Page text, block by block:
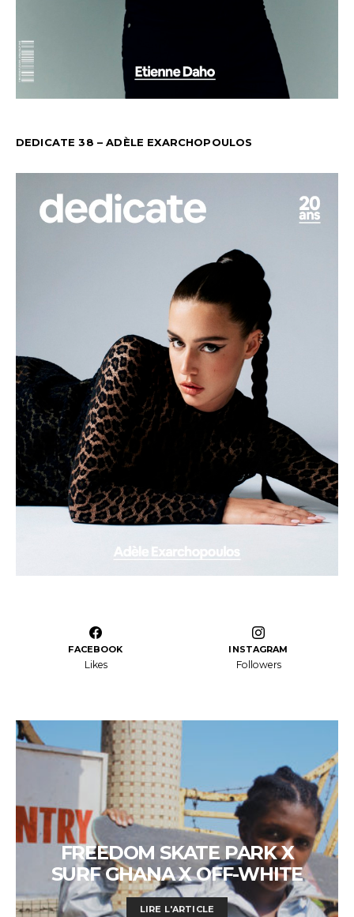
DEDICATE 38 – ADÈLE EXARCHOPOULOS
FACEBOOK
Likes
INSTAGRAM
Followers
FREEDOM SKATE PARK X
SURF GHANA X OFF-WHITE
LIRE L'ARTICLE